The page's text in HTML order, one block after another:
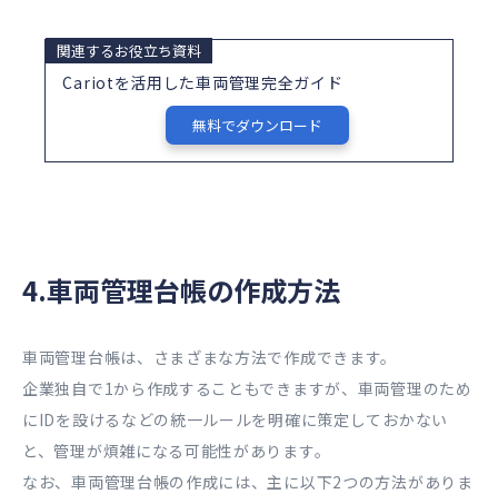
関連するお役立ち資料
Cariotを活用した車両管理完全ガイド
無料でダウンロード
4.車両管理台帳の作成方法
車両管理台帳は、さまざまな方法で作成できます。
企業独自で1から作成することもできますが、車両管理のため
にIDを設けるなどの統一ルールを明確に策定しておかない
と、管理が煩雑になる可能性があります。
なお、車両管理台帳の作成には、主に以下2つの方法がありま